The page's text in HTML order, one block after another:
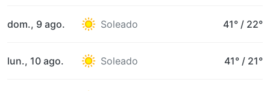
dom., 9 ago. Soleado 41° / 22°
lun., 10 ago. Soleado 41° / 21°